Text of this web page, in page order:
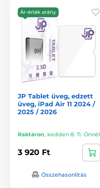
Ár-érték arány
JP Tablet üveg, edzett
üveg, iPad Air 11 2024 /
2025 / 2026
Raktáron, kedden 8. 11. Önnél
3 920 Ft
Összehasonlítás